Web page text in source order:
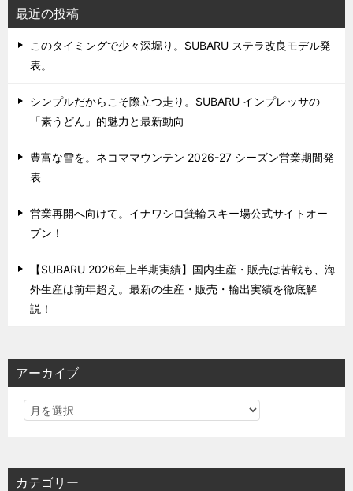
最近の投稿
このタイミングで少々深堀り。SUBARU ステラ改良モデル発
表。
シンプルだからこそ際立つ走り。SUBARU インプレッサの
「素うどん」的魅力と最新動向
豊富な雪を。ネコママウンテン 2026-27 シーズン営業期間発
表
営業再開へ向けて。イナワシロ箕輪スキー場公式サイトオー
プン！
【SUBARU 2026年上半期実績】国内生産・販売は苦戦も、海
外生産は前年超え。最新の生産・販売・輸出実績を徹底解
説！
アーカイブ
カテゴリー